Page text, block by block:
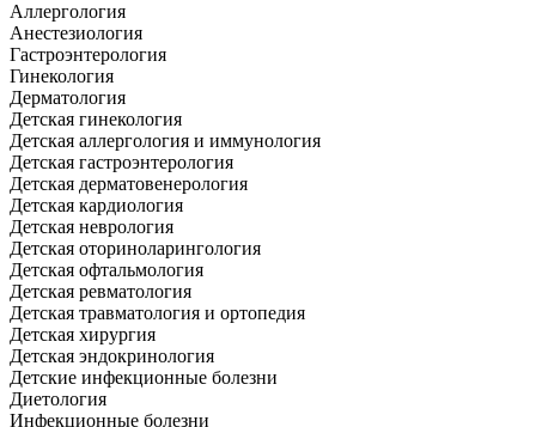
Аллергология
Анестезиология
Гастроэнтерология
Гинекология
Дерматология
Детская гинекология
Детская аллергология и иммунология
Детская гастроэнтерология
Детская дерматовенерология
Детская кардиология
Детская неврология
Детская оториноларингология
Детская офтальмология
Детская ревматология
Детская травматология и ортопедия
Детская хирургия
Детская эндокринология
Детские инфекционные болезни
Диетология
Инфекционные болезни